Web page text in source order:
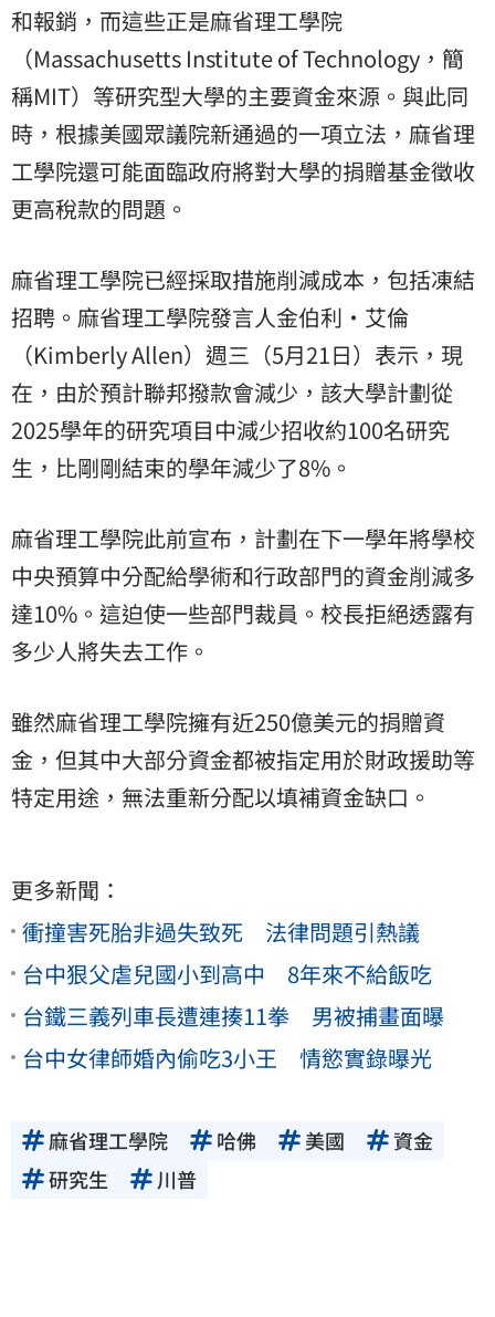
和報銷，而這些正是麻省理工學院
（Massachusetts Institute of Technology，簡
稱MIT）等研究型大學的主要資金來源。與此同
時，根據美國眾議院新通過的一項立法，麻省理
工學院還可能面臨政府將對大學的捐贈基金徵收
更高稅款的問題。
麻省理工學院已經採取措施削減成本，包括凍結
招聘。麻省理工學院發言人金伯利‧艾倫
（Kimberly Allen）週三（5月21日）表示，現
在，由於預計聯邦撥款會減少，該大學計劃從
2025學年的研究項目中減少招收約100名研究
生，比剛剛結束的學年減少了8%。
麻省理工學院此前宣布，計劃在下一學年將學校
中央預算中分配給學術和行政部門的資金削減多
達10%。這迫使一些部門裁員。校長拒絕透露有
多少人將失去工作。
雖然麻省理工學院擁有近250億美元的捐贈資
金，但其中大部分資金都被指定用於財政援助等
特定用途，無法重新分配以填補資金缺口。
更多新聞：
衝撞害死胎非過失致死 法律問題引熱議
台中狠父虐兒國小到高中 8年來不給飯吃
台鐵三義列車長遭連揍11拳 男被捕畫面曝
台中女律師婚內偷吃3小王 情慾實錄曝光
麻省理工學院 哈佛 美國
資金
研究生
川普